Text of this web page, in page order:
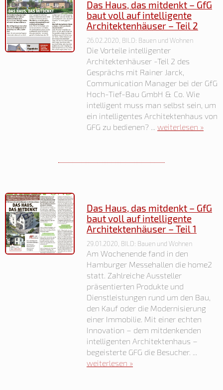
Das Haus, das mitdenkt – GfG
baut voll auf intelligente
Architektenhäuser – Teil 2
26.02.2020, BILD: Bauen und Wohnen
Die Vorteile intelligenter
Architektenhäuser -Teil 2 des
Gesprächs mit Rainer Jarck,
Communication Manager bei der GfG
Hoch-Tief-Bau GmbH & Co. Wie
intelligent muss man selbst sein, um
ein intelligentes Architektenhaus von
GFG zu bedienen? ... weiterlesen »
Das Haus, das mitdenkt – GfG
baut voll auf intelligente
Architektenhäuser – Teil 1
29.01.2020, BILD: Bauen und Wohnen
Am Wochenende fand in den
Hamburger Messehallen die home2
statt. Zahlreiche Aussteller
präsentierten Produkte und
Dienstleistungen rund um den Bau,
den Kauf oder die Modernisierung
einer Immobilie. Mit einer echten
Innovation – dem mitdenkenden
intelligenten Architektenhaus –
begeisterte GFG die Besucher. ...
weiterlesen »